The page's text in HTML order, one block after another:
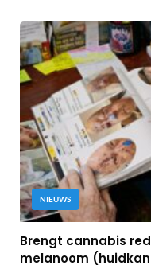
NIEUWS
Brengt cannabis
melanoom